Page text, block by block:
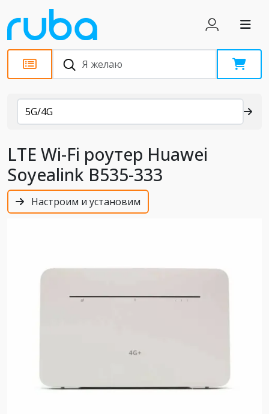
Каталог
5G/4G
LTE Wi-Fi роутер Huawei
Soyealink B535-333
Настроим и установим